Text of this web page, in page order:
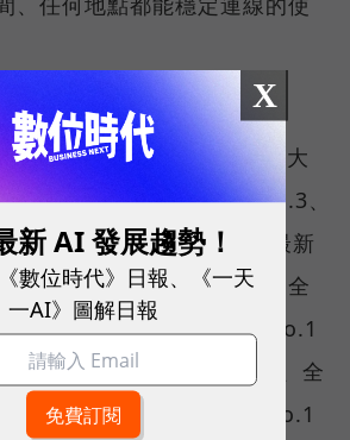
映在國際權威網路分析機構
評比結果。今年初，台灣大
「 4G／5G 在線率全球 No.3、
級榮譽，在 Opensignal 最新
路體驗報告中，更一舉斬獲全
體驗」與「品質一致性」No.1
辦全台整體影音體驗 No.1、全
、全台 5G 語音體驗 No.1
X
新 AI 發展趨勢！
數位時代》日報、《一天
一AI》圖解日報